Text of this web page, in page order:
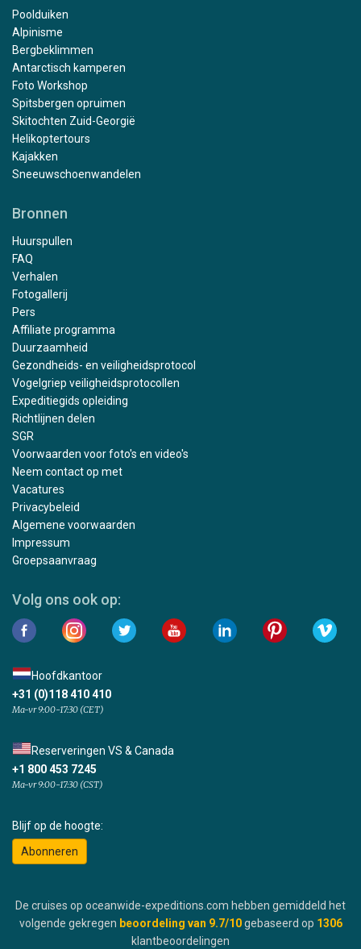
Poolduiken
Alpinisme
Bergbeklimmen
Antarctisch kamperen
Foto Workshop
Spitsbergen opruimen
Skitochten Zuid-Georgië
Helikoptertours
Kajakken
Sneeuwschoenwandelen
Bronnen
Huurspullen
FAQ
Verhalen
Fotogallerij
Pers
Affiliate programma
Duurzaamheid
Gezondheids- en veiligheidsprotocol
Vogelgriep veiligheidsprotocollen
Expeditiegids opleiding
Richtlijnen delen
SGR
Voorwaarden voor foto's en video's
Neem contact op met
Vacatures
Privacybeleid
Algemene voorwaarden
Impressum
Groepsaanvraag
Volg ons ook op:
Hoofdkantoor
+31 (0)118 410 410
Ma-vr 9:00-17:30 (CET)
Reserveringen VS & Canada
+1 800 453 7245
Ma-vr 9:00-17:30 (CST)
Blijf op de hoogte:
Abonneren
De cruises op oceanwide-expeditions.com hebben gemiddeld het
volgende gekregen beoordeling van 9.7/10 gebaseerd op 1306
klantbeoordelingen